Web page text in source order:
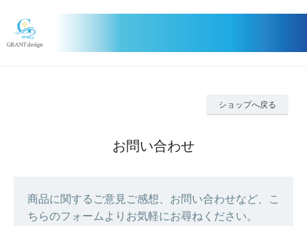
ショップへ戻る
お問い合わせ
商品に関するご意見ご感想、お問い合わせなど、こ
ちらのフォームよりお気軽にお尋ねください。